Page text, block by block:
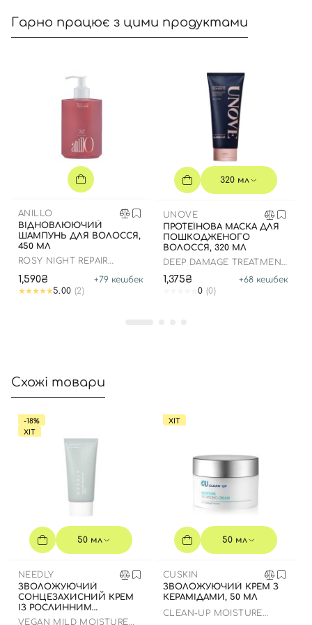
Гарно працює з цими продуктами
ANILLO
ВІДНОВЛЮЮЧИЙ
ШАМПУНЬ ДЛЯ ВОЛОССЯ,
450 МЛ
ROSY NIGHT REPAIR
1,590₴ +79 кешбек
5.00 (2)
320 мл
UNOVE
ПРОТЕЇНОВА МАСКА ДЛЯ
ПОШКОДЖЕНОГО
ВОЛОССЯ, 320 МЛ
DEEP DAMAGE TREATMENT
1,375₴ +68 кешбек
0 (0)
Схожі товари
-18%
ХІТ
50 мл
NEEDLY
ЗВОЛОЖУЮЧИЙ
СОНЦЕЗАХИСНИЙ КРЕМ
ІЗ РОСЛИННИМ
СКВАЛАНОМ ДО 23.03.2027
VEGAN MILD MOISTURE
ХІТ
50 мл
CUSKIN
ЗВОЛОЖУЮЧИЙ КРЕМ З
КЕРАМІДАМИ, 50 МЛ
CLEAN-UP MOISTURE
Вхід Реєстрація
Відправляючи форму для авторизації/реєстрації ви
приймаєте умови Угоди користувача